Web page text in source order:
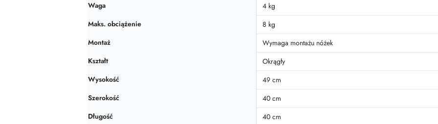
Waga
4 kg
Maks. obciążenie
8 kg
Montaż
Wymaga montażu nóżek
Kształt
Okrągły
Wysokość
49 cm
Szerokość
40 cm
Długość
40 cm